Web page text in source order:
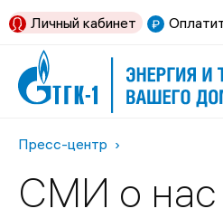
Личный кабинет
Пресс-центр
СМИ о нас